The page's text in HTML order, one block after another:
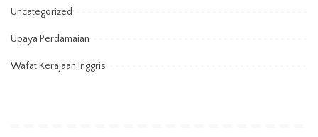
Uncategorized
Upaya Perdamaian
Wafat Kerajaan Inggris